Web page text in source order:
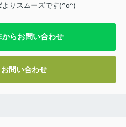
りスムーズです(^o^)
からお問い合わせ
お問い合わせ